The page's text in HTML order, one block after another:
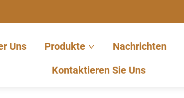
Uns Produkte Nachrichten
Kontaktieren Sie Uns